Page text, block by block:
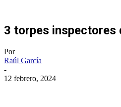
3 torpes inspectores
Por
Raúl García
-
12 febrero, 2024